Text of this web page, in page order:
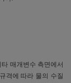
매개변수 측면에서
격에 따라 물의 수질